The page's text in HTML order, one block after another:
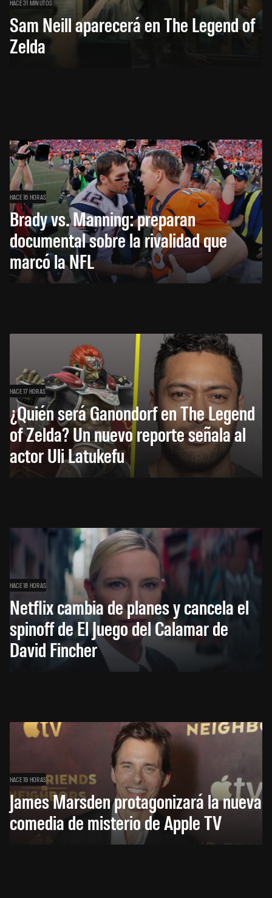
HACE 31 MINUTOS
Sam Neill aparecerá en The Legend of
Zelda
HACE 16 HORAS
Brady vs. Manning: preparan
documental sobre la rivalidad que
marcó la NFL
HACE 17 HORAS
¿Quién será Ganondorf en The Legend
of Zelda? Un nuevo reporte señala al
actor Uli Latukefu
HACE 18 HORAS
Netflix cambia de planes y cancela el
spinoff de El Juego del Calamar de
David Fincher
HACE 19 HORAS
James Marsden protagonizará la nueva
comedia de misterio de Apple TV